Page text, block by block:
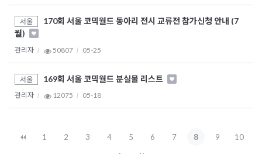
서울
170회 서울 코믹월드 동아리 전시 교류전 참가신청 안내 (7
월)
관리자 50807 05-25
서울 169회 서울 코믹월드 분실물 리스트
관리자 12075 05-18
1 2 3 4 5 6 7 8 9 10